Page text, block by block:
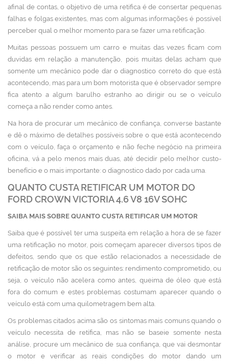
afinal de contas, o objetivo de uma retifica é de consertar pequenas
falhas e folgas existentes, mas com algumas informações é possível
perceber qual o melhor momento para se fazer uma retificação.
Muitas pessoas possuem um carro e muitas das vezes ficam com
duvidas em relação a manutenção, pois muitas delas acham que
somente um mecânico pode dar o diagnostico correto do que está
acontecendo, mas para um bom motorista que é observador sempre
fica atento a algum barulho estranho ao dirigir ou se o veículo
começa a não render como antes.
Na hora de procurar um mecânico de confiança, converse bastante
e dê o máximo de detalhes possíveis sobre o que está acontecendo
com o veículo, faça o orçamento e não feche negócio na primeira
oficina, vá a pelo menos mais duas, até decidir pelo melhor custo-
benefício e o mais importante: o diagnostico dado por cada uma.
QUANTO CUSTA RETIFICAR UM MOTOR DO
FORD CROWN VICTORIA 4.6 V8 16V SOHC
SAIBA MAIS SOBRE QUANTO CUSTA RETIFICAR UM MOTOR
Saiba que é possível ter uma suspeita em relação a hora de se fazer
uma retificação no motor, pois começam aparecer diversos tipos de
defeitos, sendo que os que estão relacionados a necessidade de
retificação de motor são os seguintes: rendimento comprometido, ou
seja, o veículo não acelera como antes, queima de óleo que está
fora do comum e estes problemas costumam aparecer quando o
veículo está com uma quilometragem bem alta.
Os problemas citados acima são os sintomas mais comuns quando o
veículo necessita de retífica, mas não se baseie somente nesta
análise, procure um mecânico de sua confiança, que vai desmontar
o motor e verificar as reais condições do motor dando um